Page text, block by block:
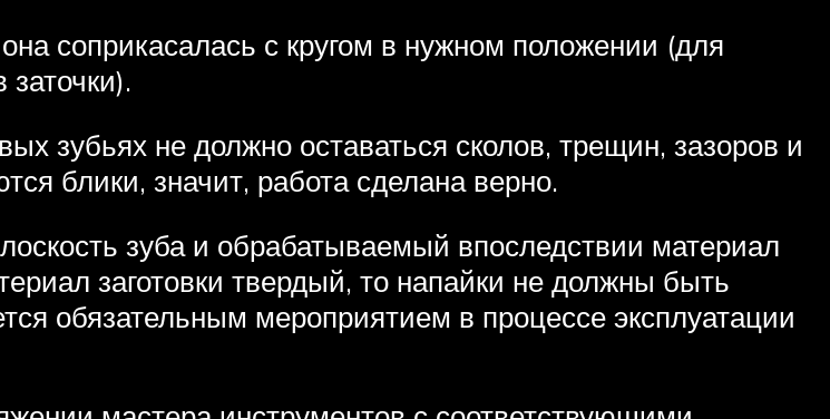
соприкасалась с кругом в нужном положении (для
зубьях не должно оставаться сколов, трещин, зазоров и
блики, значит, работа сделана верно.
зуба и обрабатываемый впоследствии материал
заготовки твердый, то напайки не должны быть
обязательным мероприятием в процессе эксплуатации